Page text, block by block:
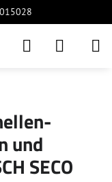
und
SECO